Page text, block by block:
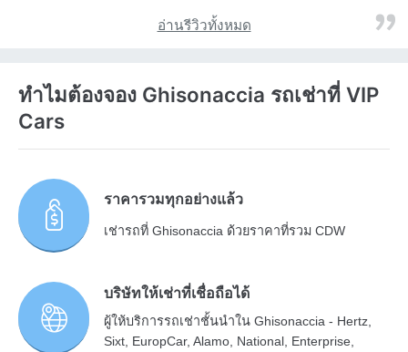
อ่านรีวิวทั้งหมด
ทำไมต้องจอง Ghisonaccia รถเช่าที่ VIP
Cars
ราคารวมทุกอย่างแล้ว
เช่ารถที่ Ghisonaccia ด้วยราคาที่รวม CDW
บริษัทให้เช่าที่เชื่อถือได้
ผู้ให้บริการรถเช่าชั้นนำใน Ghisonaccia - Hertz,
Sixt, EuropCar, Alamo, National, Enterprise,